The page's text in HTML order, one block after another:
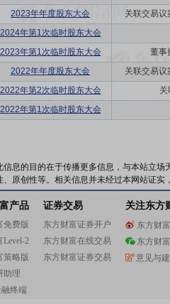
2023年年度股东大会
关联交易议
2024年第1次临时股东大会
2023年第1次临时股东大会
董事
2022年年度股东大会
关联交易议
2022年第2次临时股东大会
关
2022年第1次临时股东大会
信息的目的在于传播更多信息，与本站立
原创性等。相关信息并未经过本网站证实
产品
免费版
Level-2
策略版
助理
融终端
证券交易
东方财富证券开户
东方财富在线交易
东方财富证券交易
关注东方
东方财
东方财
意见与